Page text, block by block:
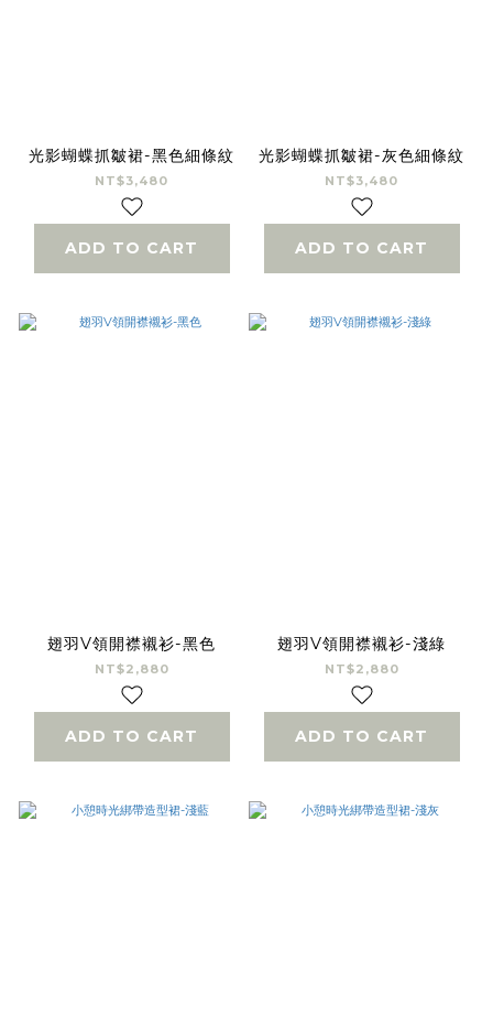
光影蝴蝶抓皺裙-黑色細條紋
NT$3,480
ADD TO CART
光影蝴蝶抓皺裙-灰色細條紋
NT$3,480
ADD TO CART
翅羽V領開襟襯衫-黑色
NT$2,880
ADD TO CART
翅羽V領開襟襯衫-淺綠
NT$2,880
ADD TO CART